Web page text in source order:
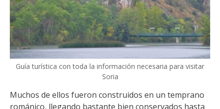
Guía turística con toda la información necesaria para visitar
Soria
Muchos de ellos fueron construidos en un temprano
románico, llegando bastante bien conservados hasta